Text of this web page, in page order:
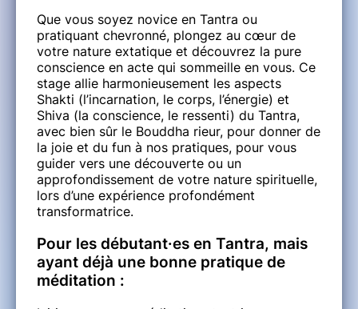
Que vous soyez novice en Tantra ou
pratiquant chevronné, plongez au cœur de
votre nature extatique et découvrez la pure
conscience en acte qui sommeille en vous. Ce
stage allie harmonieusement les aspects
Shakti (l’incarnation, le corps, l’énergie) et
Shiva (la conscience, le ressenti) du Tantra,
avec bien sûr le Bouddha rieur, pour donner de
la joie et du fun à nos pratiques, pour vous
guider vers une découverte ou un
approfondissement de votre nature spirituelle,
lors d’une expérience profondément
transformatrice.
Pour les débutant·es en Tantra, mais
ayant déjà une bonne pratique de
méditation :